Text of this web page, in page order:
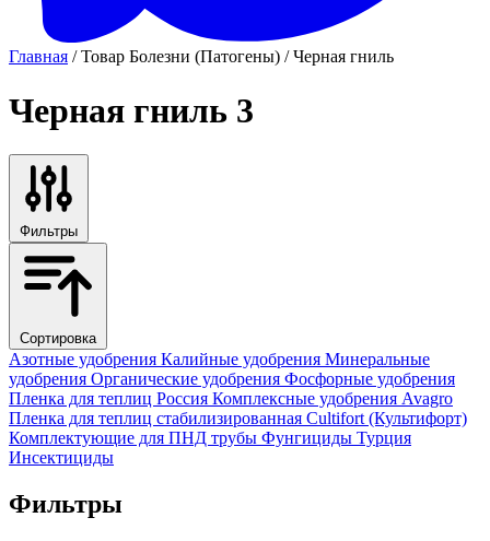
Главная / Товар Болезни (Патогены) / Черная гниль
Черная гниль 3
Фильтры
Сортировка
Азотные удобрения Калийные удобрения Минеральные
удобрения Органические удобрения Фосфорные удобрения
Пленка для теплиц Россия Комплексные удобрения Avagro
Пленка для теплиц стабилизированная Cultifort (Культифорт)
Комплектующие для ПНД трубы Фунгициды Турция
Инсектициды
Фильтры